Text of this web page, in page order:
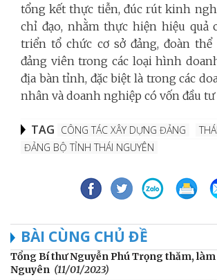
tổng kết thực tiễn, đúc rút kinh
chỉ đạo, nhằm thực hiện hiệu quả
triển tổ chức cơ sở đảng, đoàn
đảng viên trong các loại hình
địa bàn tỉnh, đặc biệt là trong các
nhân và doanh nghiệp có vốn đầu tư
TAG CÔNG TÁC XÂY DỰNG ĐẢNG
ĐẢNG BỘ TỈNH THÁI NGUYÊN
BÀI CÙNG CHỦ ĐỀ
Tổng Bí thư Nguyễn Phú Trọng thăm,
Nguyên (11/01/2023)